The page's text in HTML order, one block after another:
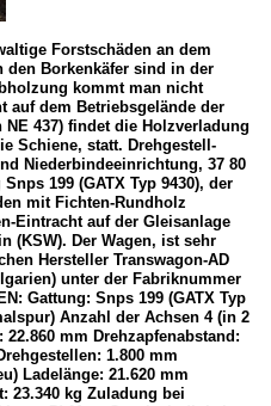
Forstschäden an dem
den Borkenkäfer sind in der
kommt man nicht
auf dem Betriebsgelände der
437) findet die Holzverladung
Schiene, statt. Drehgestell-
Niederbindeeinrichtung, 37 80
199 (GATX Typ 9430), der
mit Fichten-Rundholz
Eintracht auf der Gleisanlage
(KSW). Der Wagen, ist sehr
Hersteller Transwagon-AD
unter der Fabriknummer
Gattung: Snps 199 (GATX Typ
Anzahl der Achsen 4 (in 2
mm Drehzapfenabstand:
1.800 mm
Ladelänge: 21.620 mm
23.340 kg Zuladung bei